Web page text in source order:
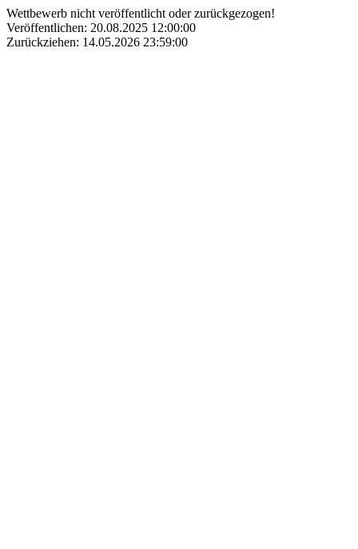
Wettbewerb nicht veröffentlicht oder zurückgezogen!
Veröffentlichen: 20.08.2025 12:00:00
Zurückziehen: 14.05.2026 23:59:00